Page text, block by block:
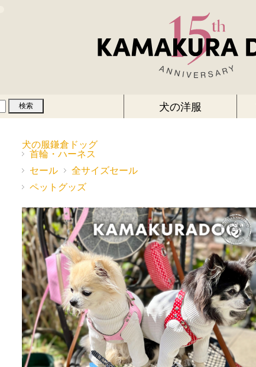
犬の洋服
犬の服鎌倉ドッグ
首輪・ハーネス
セール
全サイズセール
ペットグッズ